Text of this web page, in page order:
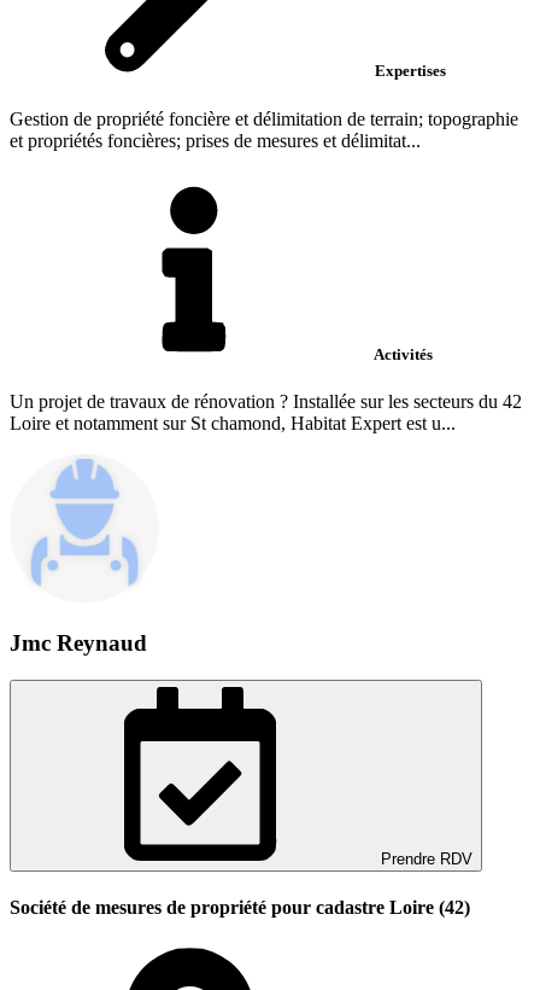
Expertises
Gestion de propriété foncière et délimitation de terrain; topographie
et propriétés foncières; prises de mesures et délimitat...
Activités
Un projet de travaux de rénovation ? Installée sur les secteurs du 42
Loire et notamment sur St chamond, Habitat Expert est u...
Jmc Reynaud
Prendre RDV
Société de mesures de propriété pour cadastre Loire (42)